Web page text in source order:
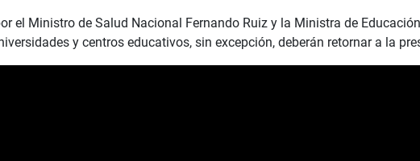
el Ministro de Salud Nacional Fernando Ruiz y la Ministra de
y centros educativos, sin excepción, deberán retornar a la